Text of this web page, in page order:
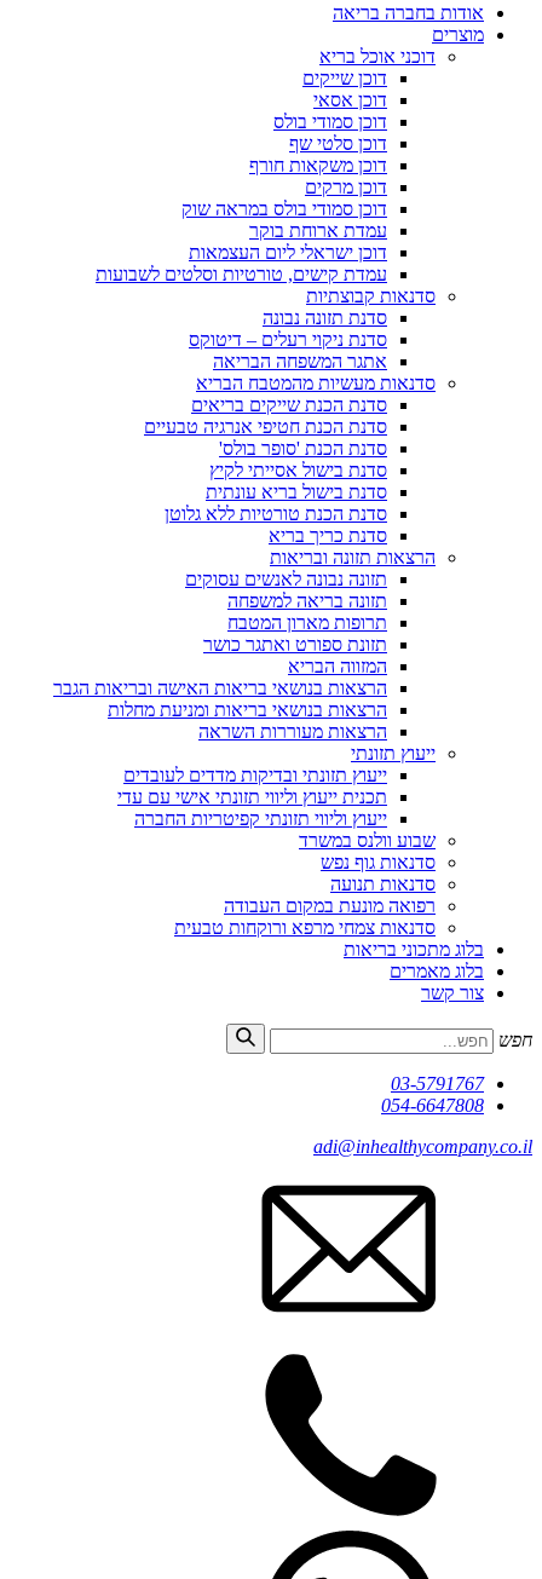
אודות בחברה בריאה
מוצרים
דוכני אוכל בריא
דוכן שייקים
דוכן אסאי
דוכן סמודי בולס
דוכן סלטי שף
דוכן משקאות חורף
דוכן מרקים
דוכן סמודי בולס במראה שוק
עמדת ארוחת בוקר
דוכן ישראלי ליום העצמאות
עמדת קישים, טורטיות וסלטים לשבועות
סדנאות קבוצתיות
סדנת תזונה נבונה
סדנת ניקוי רעלים – דיטוקס
אתגר המשפחה הבריאה
סדנאות מעשיות מהמטבח הבריא
סדנת הכנת שייקים בריאים
סדנת הכנת חטיפי אנרגיה טבעיים
סדנת הכנת 'סופר בולס'
סדנת בישול אסייתי לקיץ
סדנת בישול בריא עונתית
סדנת הכנת טורטיות ללא גלוטן
סדנת כריך בריא
הרצאות תזונה ובריאות
תזונה נבונה לאנשים עסוקים
תזונה בריאה למשפחה
תרופות מארון המטבח
תזונת ספורט ואתגר כושר
המזווה הבריא
הרצאות בנושאי בריאות האישה ובריאות הגבר
הרצאות בנושאי בריאות ומניעת מחלות
הרצאות מעוררות השראה
ייעוץ תזונתי
ייעוץ תזונתי ובדיקות מדדים לעובדים
תכנית ייעוץ וליווי תזונתי אישי עם עדי
ייעוץ וליווי תזונתי קפיטריות החברה
שבוע וולנס במשרד
סדנאות גוף נפש
סדנאות תנועה
רפואה מונעת במקום העבודה
סדנאות צמחי מרפא ורוקחות טבעית
בלוג מתכוני בריאות
בלוג מאמרים
צור קשר
חפש
03-5791767
054-6647808
adi@inhealthycompany.co.il